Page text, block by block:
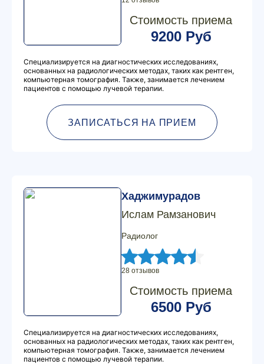
Стоимость приема
9200 Руб
Специализируется на диагностических исследованиях,
основанных на радиологических методах, таких как рентген,
компьютерная томография. Также, занимается лечением
пациентов с помощью лучевой терапии.
ЗАПИСАТЬСЯ НА ПРИЕМ
Хаджимурадов
Ислам Рамзанович
Радиолог
28 отзывов
Стоимость приема
6500 Руб
Специализируется на диагностических исследованиях,
основанных на радиологических методах, таких как рентген,
компьютерная томография. Также, занимается лечением
пациентов с помощью лучевой терапии.